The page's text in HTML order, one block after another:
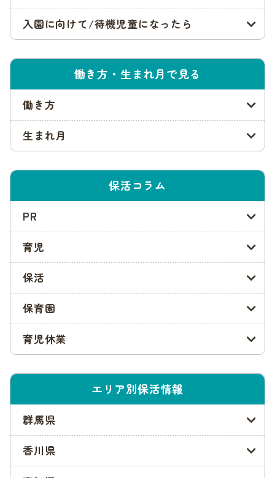
間に、もし入園できなかった場合の対応策を考えておきましょ
う。
受け入れ枠に空きが出たら二次選考がおこなわれる
1次選考で定員に達しなかった保育園では、2次選考がおこなわ
れます。2次選考の申込受付期間は、「令和4年12月1日～2月1
0日」です。
先されることがあります。
千葉市の入園申込み方法・必要書類
す。申請方法には種類があり、必要書類も家庭によって異なり
ます。
チェックしたうえで、自分の福祉センターこども家庭課に問い
合わせてみるとよいでしょう。
参照:千葉市「
郵送申請の方法
則として窓口ではなく郵送による申請をお願いしています。
祉センターこども園家庭課です。
ロードできる環境が無い方は、各区のこども家庭課で受け取り
ましょう。
入園に向けて/待機児童になったら
働き方・生まれ月で見る
働き方
生まれ月
保活コラム
PR
育児
保活
保育園
育児休業
エリア別保活情報
群馬県
香川県